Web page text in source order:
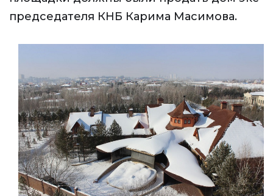
председателя КНБ Карима Масимова.